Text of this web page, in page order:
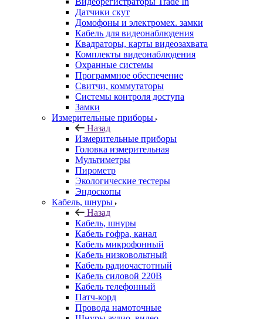
Датчики скут
Домофоны и электромех. замки
Кабель для видеонаблюдения
Квадраторы, карты видеозахвата
Комплекты видеонаблюдения
Охранные системы
Программное обеспечение
Свитчи, коммутаторы
Системы контроля доступа
Замки
Измерительные приборы
Назад
Измерительные приборы
Головка измерительная
Мультиметры
Пирометр
Экологические тестеры
Эндоскопы
Кабель, шнуры
Назад
Кабель, шнуры
Кабель гофра, канал
Кабель микрофонный
Кабель низковольтный
Кабель радиочастотный
Кабель силовой 220В
Кабель телефонный
Патч-корд
Провода намоточные